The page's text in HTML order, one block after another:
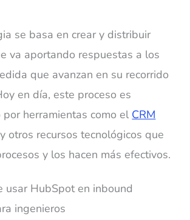
se basa en crear y distribuir
va aportando respuestas a los
que avanzan en su recorrido
en día, este proceso es
por herramientas como el CRM
otros recursos tecnológicos que
y los hacen más efectivos.
usar HubSpot en inbound
ingenieros